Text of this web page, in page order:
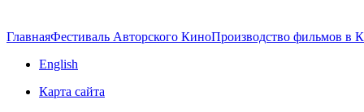
ГлавнаяФестиваль Авторского КиноПроизводство фильмов в
English
Карта сайта